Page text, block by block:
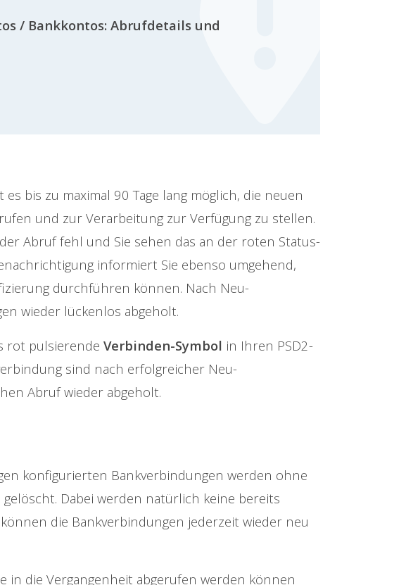
/ Bankkontos: Abrufdetails und
bis zu maximal 90 Tage lang möglich, die neuen
und zur Verarbeitung zur Verfügung zu stellen.
Abruf fehl und Sie sehen das an der roten Status-
informiert Sie ebenso umgehend,
durchführen können. Nach Neu-
wieder lückenlos abgeholt.
rot pulsierende Verbinden-Symbol in Ihren PSD2-
sind nach erfolgreicher Neu-
Abruf wieder abgeholt.
konfigurierten Bankverbindungen werden ohne
Dabei werden natürlich keine bereits
die Bankverbindungen jederzeit wieder neu
in die Vergangenheit abgerufen werden können